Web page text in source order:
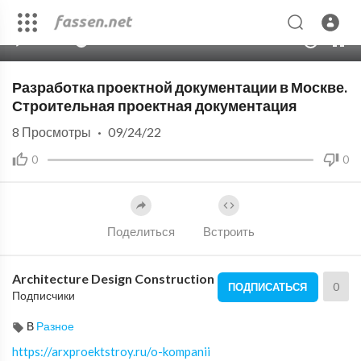
Разработка проектной документации в Москве.
Строительная проектная документация
0 0
8 Просмотры · 09/24/22
Поделиться Встроить
Architecture Design Construction
Подписчики
ПОДПИСАТЬСЯ 0
В Разное
https://arxproektstroy.ru/o-kompanii